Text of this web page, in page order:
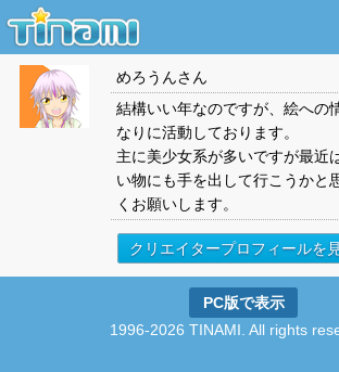
めろうんさん
結構いい年なのですが、絵への
なりに活動しております。
主に美少女系が多いですが最近
い物にも手を出して行こうかと
くお願いします。
クリエイタープロフィールを
PC版で表示
1996-2026 TINAMI. All rights